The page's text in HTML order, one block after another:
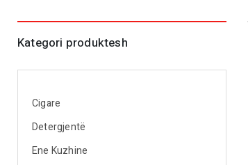
Kategori produktesh
Cigare
Detergjentë
Ene Kuzhine